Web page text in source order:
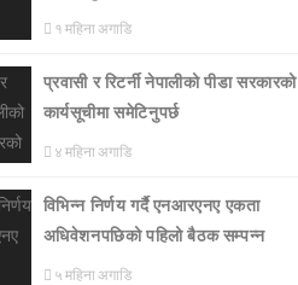
१ महिना अगाडि
प्रवासी र रिटर्नी नेपालीको पीडा सरकारको
कार्यसूचीमा समेटिनुपर्छ
४ महिना अगाडि
विभिन्न निर्णय गर्दै एनआरएनए एकता
अधिवेशनपछिको पहिलो बैठक सम्पन्न
५ महिना अगाडि